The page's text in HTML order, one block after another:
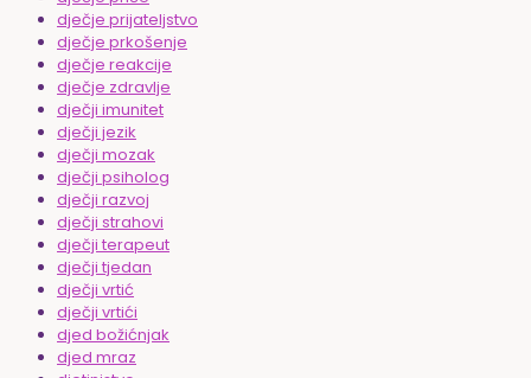
dječje prijateljstvo
dječje prkošenje
dječje reakcije
dječje zdravlje
dječji imunitet
dječji jezik
dječji mozak
dječji psiholog
dječji razvoj
dječji strahovi
dječji terapeut
dječji tjedan
dječji vrtić
dječji vrtići
djed božićnjak
djed mraz